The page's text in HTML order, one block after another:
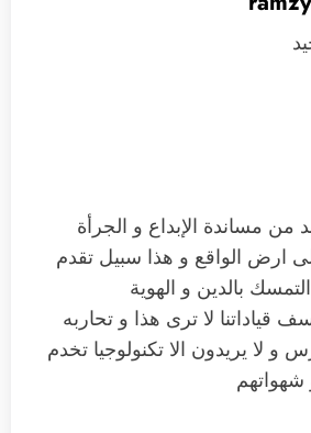
من مساندة الإبداع و الجرأة
ارض الواقع و هذا سبيل تقدم
بالدين و الهوية
قياداتنا لا ترى هذا و تحاربه
لا يريدون الا تكنولوجيا تخدم
شهواتهم